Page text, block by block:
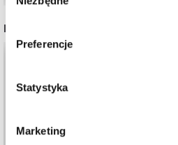
zgody
Preferencje
Statystyka
Marketing
INNI TEŻ WIDZIELI